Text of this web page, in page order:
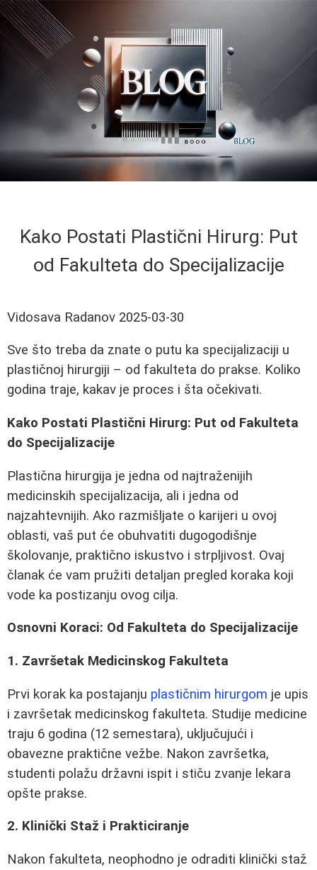
Kako Postati Plastični Hirurg: Put
od Fakulteta do Specijalizacije
Vidosava Radanov 2025-03-30
Sve što treba da znate o putu ka specijalizaciji u
plastičnoj hirurgiji – od fakulteta do prakse. Koliko
godina traje, kakav je proces i šta očekivati.
Kako Postati Plastični Hirurg: Put od Fakulteta
do Specijalizacije
Plastična hirurgija je jedna od najtraženijih
medicinskih specijalizacija, ali i jedna od
najzahtevnijih. Ako razmišljate o karijeri u ovoj
oblasti, vaš put će obuhvatiti dugogodišnje
školovanje, praktično iskustvo i strpljivost. Ovaj
članak će vam pružiti detaljan pregled koraka koji
vode ka postizanju ovog cilja.
Osnovni Koraci: Od Fakulteta do Specijalizacije
1. Završetak Medicinskog Fakulteta
Prvi korak ka postajanju plastičnim hirurgom je upis
i završetak medicinskog fakulteta. Studije medicine
traju 6 godina (12 semestara), uključujući i
obavezne praktične vežbe. Nakon završetka,
studenti polažu državni ispit i stiču zvanje lekara
opšte prakse.
2. Klinički Staž i Prakticiranje
Nakon fakulteta, neophodno je odraditi klinički staž